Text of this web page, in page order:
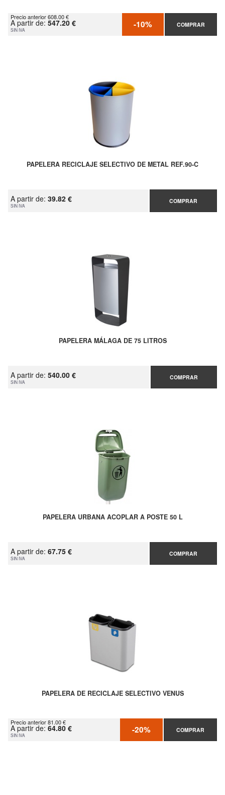
Precio anterior 608.00 €
A partir de: 547.20 €
SIN IVA -10% COMPRAR
PAPELERA RECICLAJE SELECTIVO DE METAL REF.90-C
A partir de: 39.82 €
SIN IVA
COMPRAR
PAPELERA MÁLAGA DE 75 LITROS
A partir de: 540.00 €
SIN IVA
COMPRAR
PAPELERA URBANA ACOPLAR A POSTE 50 L
A partir de: 67.75 €
SIN IVA
COMPRAR
PAPELERA DE RECICLAJE SELECTIVO VENUS
Precio anterior 81.00 €
A partir de: 64.80 €
SIN IVA -20% COMPRAR